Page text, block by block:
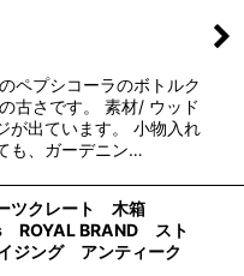
ペプシコーラのボトルク
古さです。 素材/ ウッド
が出ています。 小物入れ
も、ガーデニン…
ツクレート 木箱
ROYAL BRAND スト
ジング アンティーク